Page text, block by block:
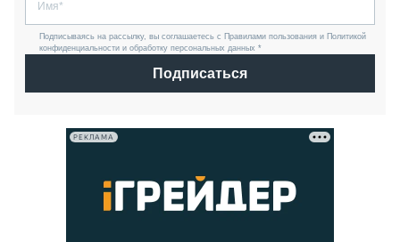
Подписываясь на рассылку, вы соглашаетесь с Правилами пользования и Политикой
конфиденциальности и обработку персональных данных *
Подписаться
РЕКЛАМА